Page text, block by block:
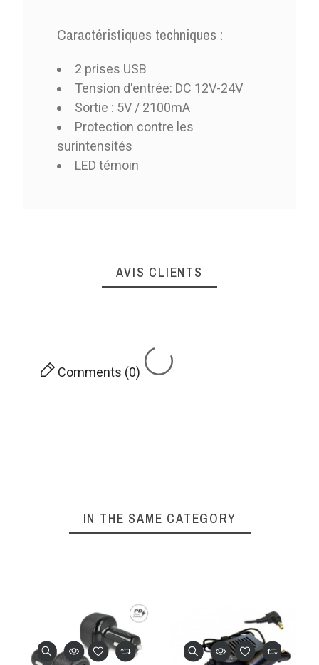
Caractéristiques techniques :
2 prises USB
Tension d'entrée: DC 12V-24V
Sortie : 5V / 2100mA
Protection contre les
surintensités
LED témoin
AVIS CLIENTS
Comments (0)
IN THE SAME CATEGORY